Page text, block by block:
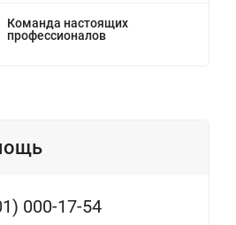
Команда настоящих
профессионалов
000-17-54